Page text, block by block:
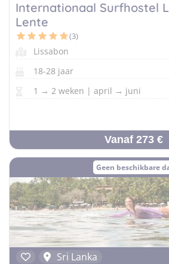
Vind jouw perfecte kamp
Beantwoord een paar korte vragen en wij
Internationaal Surfhostel
Lente
(3)
Lissabon
18-28 jaar
1 → 2 weken | april → juni
Vanaf 273 €
Geen beschikbare
Sri Lanka